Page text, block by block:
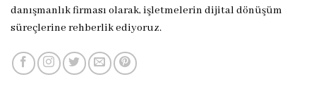
danışmanlık firması olarak, işletmelerin dijital dönüşüm
süreçlerine rehberlik ediyoruz.